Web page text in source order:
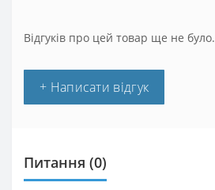
Відгуків про цей товар ще не було.
+ Написати відгук
Питання (0)